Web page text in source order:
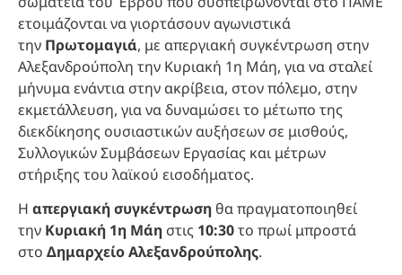
ετοιμάζονται να γιορτάσουν αγωνιστικά
την Πρωτομαγιά, με απεργιακή συγκέντρωση στην
Αλεξανδρούπολη την Κυριακή 1η Μάη, για να σταλεί
μήνυμα ενάντια στην ακρίβεια, στον πόλεμο, στην
εκμετάλλευση, για να δυναμώσει το μέτωπο της
διεκδίκησης ουσιαστικών αυξήσεων σε μισθούς,
Συλλογικών Συμβάσεων Εργασίας και μέτρων
στήριξης του λαϊκού εισοδήματος.
Η απεργιακή συγκέντρωση θα πραγματοποιηθεί
την Κυριακή 1η Μάη στις 10:30το πρωί μπροστά
στο Δημαρχείο Αλεξανδρούπολης.